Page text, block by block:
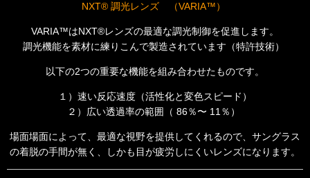
NXT® 調光レンズ （VARIA™）
VARIA™はNXT®レンズの最適な調光制御を促進します。
調光機能を素材に練りこんで製造されています（特許技術）
以下の2つの重要な機能を組み合わせたものです。
１）速い反応速度（活性化と変色スピード）
２）広い透過率の範囲（ 86％〜 11％）
場面場面によって、最適な視野を提供してくれるので、サングラス
の着脱の手間が無く、
しかも目が疲労しにくいレンズになります。